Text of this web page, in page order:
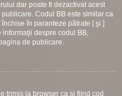
dar poate fi dezactivat acest
Codul BB este similar ca
în paranteze pătrate [ şi ]
informaţii despre codul BB,
de publicare.
trimis la browser ca şi fiind cod